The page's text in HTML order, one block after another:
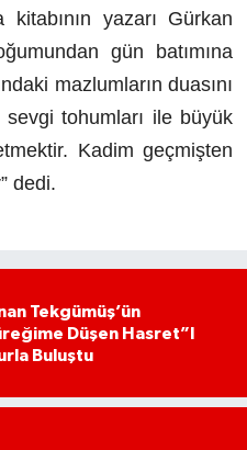
yazarı Gürkan
gün batımına
mazlumların duasını
tohumları ile büyük
Kadim geçmişten
dedi.
Tekgümüş’ün
Düşen Hasret”I
Buluştu